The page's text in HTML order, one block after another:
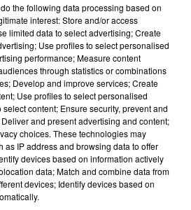
fraudes à Mainvilliers
tentent de voler vos
do the following data processing based on
interest: Store and/or access
limited data to select advertising; Create
Use profiles to select personalised
performance; Measure content
through statistics or combinations
Develop and improve services; Create
Use profiles to select personalised
content; Ensure security, prevent and
and present advertising and content;
choices. These technologies may
as IP address and browsing data to offer
devices based on information actively
data; Match and combine data from
devices; Identify devices based on